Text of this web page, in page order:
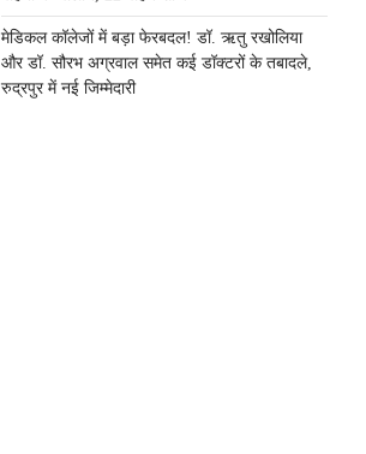
मेडिकल कॉलेजों में बड़ा फेरबदल! डॉ. ऋतु रखोलिया
और डॉ. सौरभ अग्रवाल समेत कई डॉक्टरों के तबादले,
रुद्रपुर में नई जिम्मेदारी